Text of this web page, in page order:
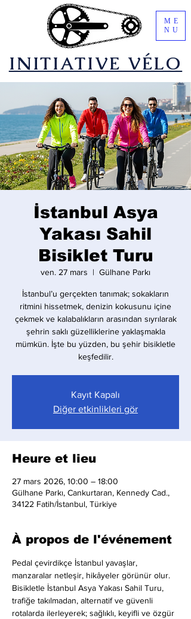
​INITIATIVE VÉLO
ME
NU
İstanbul Asya
Yakası Sahil
Bisiklet Turu
ven. 27 mars
  |
Gülhane Parkı
İstanbul’u gerçekten tanımak; sokakların
ritmini hissetmek, denizin kokusunu içine
çekmek ve kalabalıkların arasından sıyrılarak
şehrin saklı güzelliklerine yaklaşmakla
mümkün. İşte bu yüzden, bu şehir bisikletle
keşfedilir.
Kayıt Kapalı
Diğer etkinlikleri gör
Heure et lieu
27 mars 2026, 10:00 – 18:00
Gülhane Parkı, Cankurtaran, Kennedy Cad.,
34122 Fatih/İstanbul, Türkiye
À propos de l'événement
Pedal çevirdikçe İstanbul yavaşlar,
manzaralar netleşir, hikâyeler görünür olur.
Bisikletle İstanbul Asya Yakası Sahil Turu,
trafiğe takılmadan, alternatif ve güvenli
rotalarda ilerleyerek; sağlıklı, keyifli ve özgür